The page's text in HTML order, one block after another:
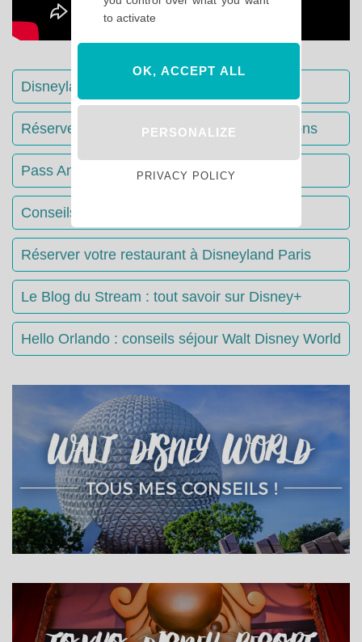
Disneyland Paris : Le guide complet
Réserver votre séjour : toutes les informations
Pass Annuels Disney : informations
Conseils & Astuces Disneyland Paris
Réserver votre restaurant à Disneyland Paris
Le Blog du Stream : tout savoir sur Disney+
Hello Orlando : conseils séjour Walt Disney World
to activate
OK, ACCEPT ALL
PERSONALIZE
PRIVACY POLICY